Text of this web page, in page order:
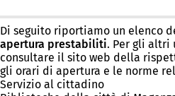
Di seguito riportiamo un elenco
apertura prestabiliti. Per gli altri
consultare il sito web della
gli orari di apertura e le norme
Servizio al cittadino